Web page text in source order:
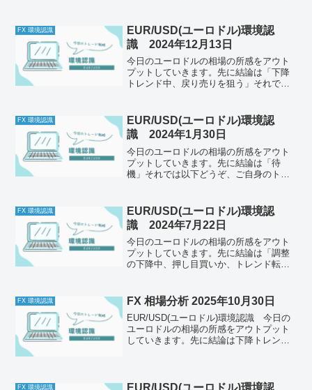
せて一緒に確認してください。今日の体
調はどうか今日もとくに懸...
FX 環境認識
EUR/USD(ユーロドル)環境認
識 2024年12月13日
今日のユーロドルの相場の所感をアウト
プットしていきます。先に結論は「下降
トレンド中、戻り売りを狙う」それでは
日の体調はどうか今日もとくに懸念点は
なし。メンタルは安定して...
FX 環境認識
EUR/USD(ユーロドル)環境認
識 2024年1月30日
今日のユーロドルの相場の所感をアウト
プットしていきます。先に結論は「待
機」それでは以下どうぞ、ご自身のトレ
日も体調がいいです。先週までは流行り
病の後土産で少し体調が悪...
FX 環境認識
EUR/USD(ユーロドル)環境認
識 2024年7月22日
今日のユーロドルの相場の所感をアウト
プットしていきます。先に結論は「調整
の下降中、押し目買いか、トレンド転換
緒に確認してください。今日の体調はど
うか昨日から暑さにやられ...
FX 環境認識 FX 相場分析 2025年10月30日
EUR/USD(ユーロドル)環境認識 今日の
ユーロドルの相場の所感をアウトプット
していきます。先に結論は下降トレンド
体調はどうか今日...
FX 環境認識 EUR/USD(ユーロドル)環境認